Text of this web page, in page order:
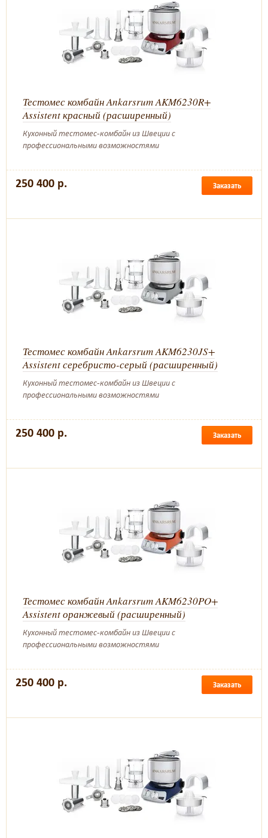
Тестомес комбайн Ankarsrum AKM6230R+
Assistent красный (расширенный)
Кухонный тестомес-комбайн из Швеции с
профессиональными возможностями
250 400 р. Заказать
Тестомес комбайн Ankarsrum AKM6230JS+
Assistent серебристо-серый (расширенный)
Кухонный тестомес-комбайн из Швеции с
профессиональными возможностями
250 400 р. Заказать
Тестомес комбайн Ankarsrum AKM6230PO+
Assistent оранжевый (расширенный)
Кухонный тестомес-комбайн из Швеции с
профессиональными возможностями
250 400 р. Заказать